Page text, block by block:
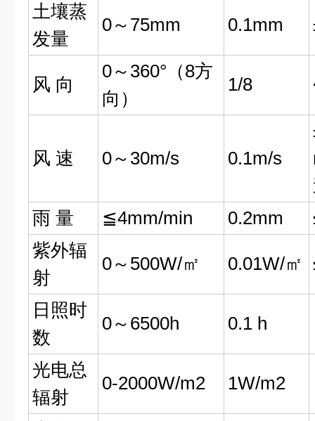
土壤蒸
发量
0～75mm 0.1mm
风 向
0～360°（8方
向）
1/8
风 速 0～30m/s 0.1m/s
雨 量
≦4mm/min 0.2mm
紫外辐
射
0～500W/㎡ 0.01W/㎡
日照时
数
0～6500h 0.1 h
光电总
辐射
0-2000W/m2 1W/m2